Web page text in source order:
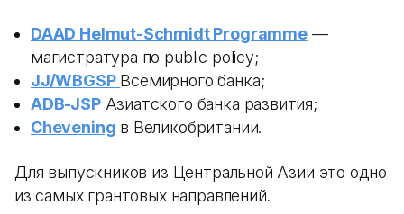
DAAD Helmut-Schmidt Programme—
магистратура по public policy;
JJ/WBGSP Всемирного банка;
ADB-JSPАзиатского банка развития;
Chevening в Великобритании.
Для выпускников из Центральной Азии это одно
из самых грантовых направлений.